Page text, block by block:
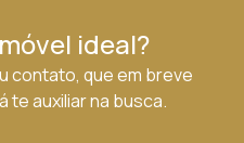
ideal?
contato, que em breve
te auxiliar na busca.